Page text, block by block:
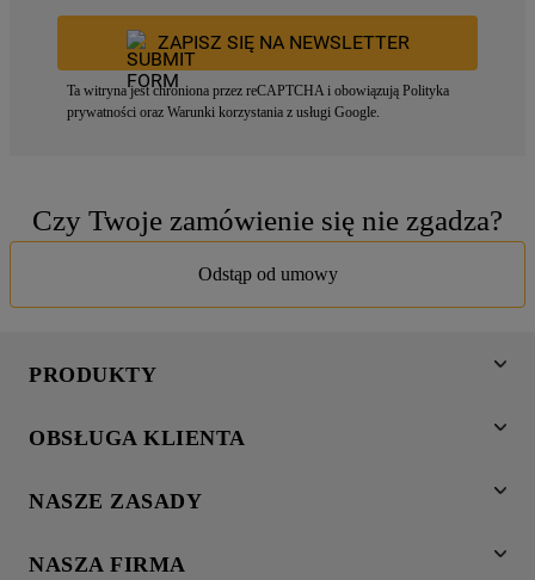
ZAPISZ SIĘ NA NEWSLETTER
Ta witryna jest chroniona przez reCAPTCHA i obowiązują Polityka
prywatności oraz Warunki korzystania z usługi Google.
Czy Twoje zamówienie się nie zgadza?
Odstąp od umowy
PRODUKTY
Chłodnictwo
OBSŁUGA KLIENTA
Napisz do nas
NASZE ZASADY
Polityka prywatności
NASZA FIRMA